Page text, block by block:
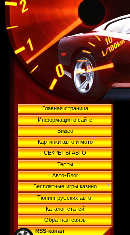
Главная страница
Информация о сайте
Видео
Картинки авто и мото
СЕКРЕТЫ АВТО
Тесты
Авто-Блог
Бесплатные игры казино
Тюнинг русских авто.
Каталог статей
Обратная связь
RSS-канал